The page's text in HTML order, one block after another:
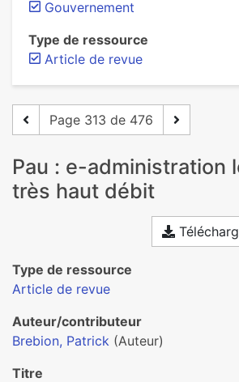
Gouvernement
Type de ressource
Article de revue
Page 313 de 476
Pau : e-administration
très haut débit
Type de ressource
Article de revue
Auteur/contributeur
Brebion, Patrick (Auteur)
Titre